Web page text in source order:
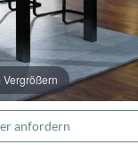
anfordern